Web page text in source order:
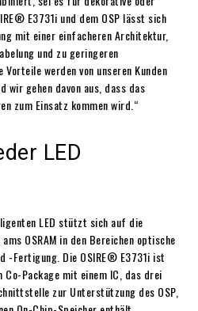
E3731i und dem OSP lässt sich
mit einer einfacheren Architektur,
und zu geringeren
werden von unseren Kunden
wir gehen davon aus, dass das
zum Einsatz kommen wird.“
LED
LED stützt sich auf die
OSRAM in den Bereichen optische
-Fertigung. Die OSIRE® E3731i ist
Co-Package mit einem IC, das drei
zur Unterstützung des OSP,